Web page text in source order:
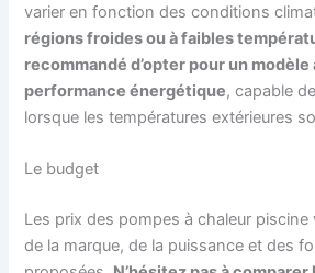
varier en fonction des conditions
régions froides ou à faibles
recommandé d’opter pour un modèle
performance énergétique, capable
lorsque les températures extérieures
Le budget
Les prix des pompes à chaleur
de la marque, de la puissance et des